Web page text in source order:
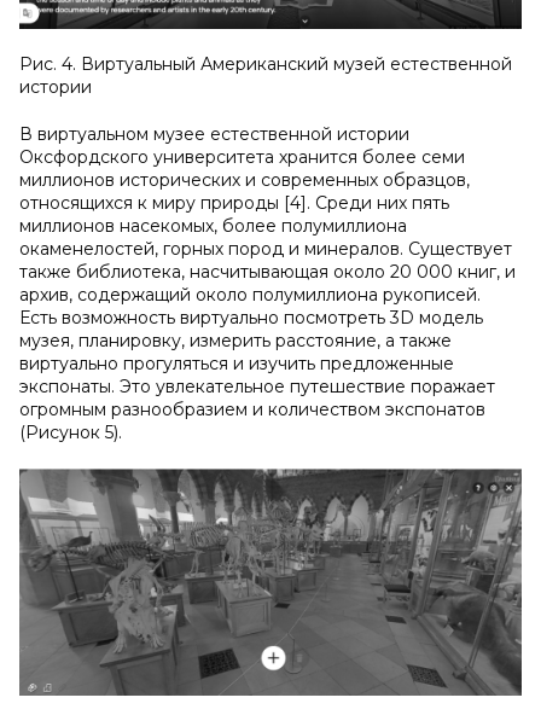
Рис. 4. Виртуальный Американский музей естественной
истории
В виртуальном музее естественной истории
Оксфордского университета хранится более семи
миллионов исторических и современных образцов,
относящихся к миру природы [4]. Среди них пять
миллионов насекомых, более полумиллиона
окаменелостей, горных пород и минералов. Существует
также библиотека, насчитывающая около 20 000 книг, и
архив, содержащий около полумиллиона рукописей.
Есть возможность виртуально посмотреть 3D модель
музея, планировку, измерить расстояние, а также
виртуально прогуляться и изучить предложенные
экспонаты. Это увлекательное путешествие поражает
огромным разнообразием и количеством экспонатов
(Рисунок 5).